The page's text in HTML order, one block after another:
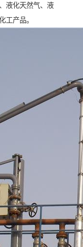
液化天然气、液
工产品。